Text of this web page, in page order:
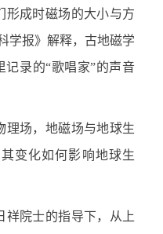
形成时磁场的大小与方
学报》解释，古地磁学
记录的“歌唱家”的声音
理场，地磁场与地球生
变化如何影响地球生
祥院士的指导下，从上